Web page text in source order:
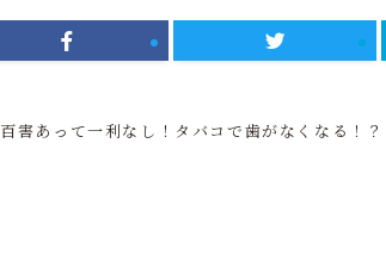
百害あって一利なし！タバコで歯がなくなる！？